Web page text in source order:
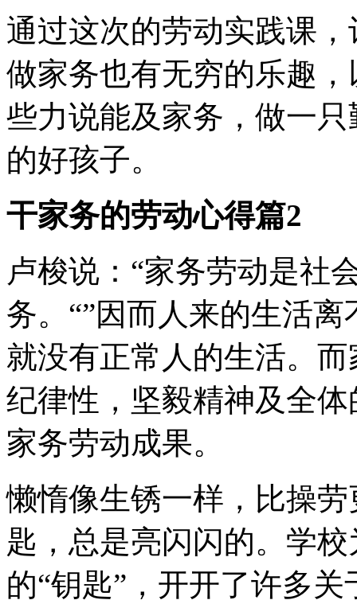
通过这次的劳动实践课
做家务也有无穷的乐趣
些力说能及家务，做一
的好孩子。
干家务的劳动心得篇2
卢梭说：“家务劳动是社
务。“”因而人来的生活
就没有正常人的生活。
纪律性，坚毅精神及全
家务劳动成果。
懒惰像生锈一样，比操
匙，总是亮闪闪的。学
的“钥匙”，开开了许多